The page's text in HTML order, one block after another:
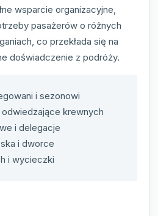
wsparcie organizacyjne,
pasażerów o różnych
co przekłada się na
doświadczenie z podróży.
i sezonowi
krewnych
i delegacje
i dworce
i wycieczki